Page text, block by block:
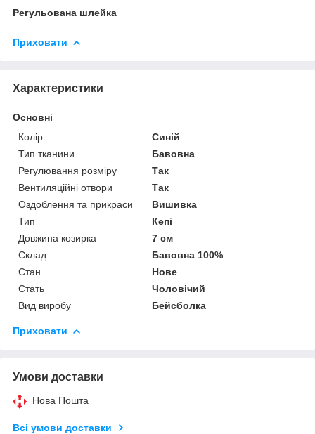
Регульована шлейка
Приховати
Характеристики
Основні
Колір
Синій
Тип тканини
Бавовна
Регулювання розміру
Так
Вентиляційні отвори
Так
Оздоблення та прикраси
Вишивка
Тип
Кепі
Довжина козирка
7 см
Склад
Бавовна 100%
Стан
Нове
Стать
Чоловічий
Вид виробу
Бейсболка
Приховати
Умови доставки
Нова Пошта
Всі умови доставки